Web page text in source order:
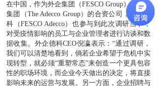
在中国，作为外企集团（FESCO Group）和德科
集团（The Adecco Group）的合资公司，外企德
科（FESCO Adecco）也参与到此次调研当中，
对受疫情影响的员工与企业管理者进行访谈和数
据收集。外企德科CEO倪瀛表示： “通过调研，
我们可以清楚地看到，倘若企业希望于危机中实
现转型，就必须“重塑常态”来创造一个更具包容
性的职场环境，而企业今天做出的决定，将直接
影响未来的运营与发展。另一方面，企业招聘与